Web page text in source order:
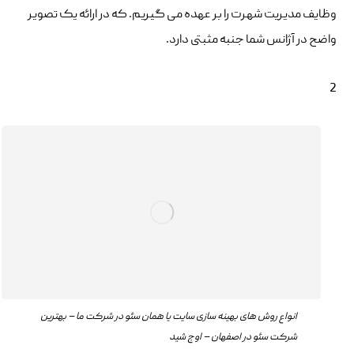
وظایف مدیریت شهرت را بر عهده می گیریم. که در ارائه یک تصویر
واضح در آژانس شما جنبه مثبتی دارد.
2
انواع روش های بهینه سازی سایت یا همان سئو در شرکت ما – بهترین
شرکت سئو در اصفهان – اوج شید